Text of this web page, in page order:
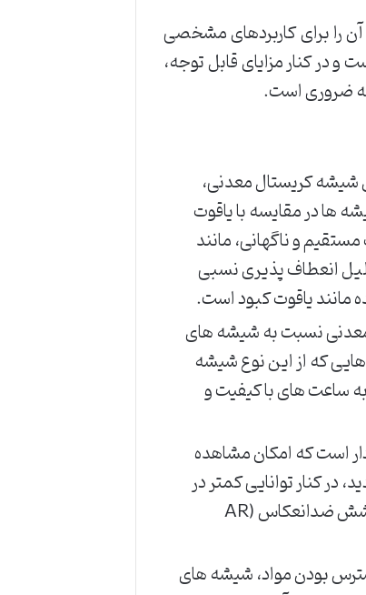
را برای کاربردهای مشخصی
در کنار مزایای قابل توجه،
ضروری است.
شیشه کریستال معدنی،
ها در مقایسه با یاقوت
و ناگهانی، مانند
انعطاف پذیری نسبی
یاقوت کبود است.
معدنی نسبت به شیشه های
که از این نوع شیشه
ساعت های با کیفیت و
است که امکان مشاهده
کنار توانایی کمتر در
بازتاب نور محیط نسبت به برخی شیشه های یاقوت کبود بدون پوشش ضدانعکاس (AR
بودن مواد، شیشه های